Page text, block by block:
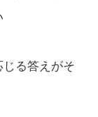
る答えがそ